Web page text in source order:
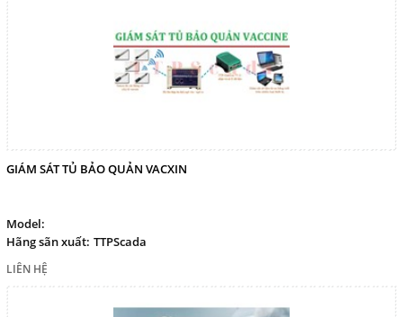
GIÁM SÁT TỦ BẢO QUẢN VACXIN
Model:
Hãng sãn xuất: TTPScada
LIÊN HỆ